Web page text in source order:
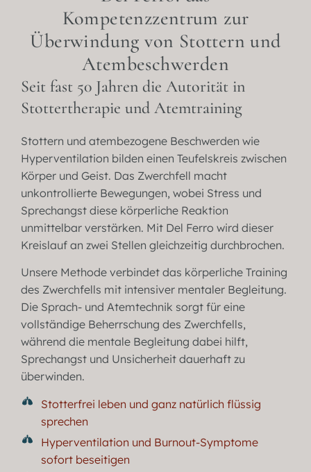
Kompetenzzentrum zur
Überwindung von Stottern und
Atembeschwerden
Seit fast 50 Jahren die Autorität in
Stottertherapie und Atemtraining
Stottern und atembezogene Beschwerden wie
Hyperventilation bilden einen Teufelskreis zwischen
Körper und Geist. Das Zwerchfell macht
unkontrollierte Bewegungen, wobei Stress und
Sprechangst diese körperliche Reaktion
unmittelbar verstärken. Mit Del Ferro wird dieser
Kreislauf an zwei Stellen gleichzeitig durchbrochen.
Unsere Methode verbindet das körperliche Training
des Zwerchfells mit intensiver mentaler Begleitung.
Die Sprach- und Atemtechnik sorgt für eine
vollständige Beherrschung des Zwerchfells,
während die mentale Begleitung dabei hilft,
Sprechangst und Unsicherheit dauerhaft zu
überwinden.
Stotterfrei leben und ganz natürlich flüssig
sprechen
Hyperventilation und Burnout-Symptome
sofort beseitigen